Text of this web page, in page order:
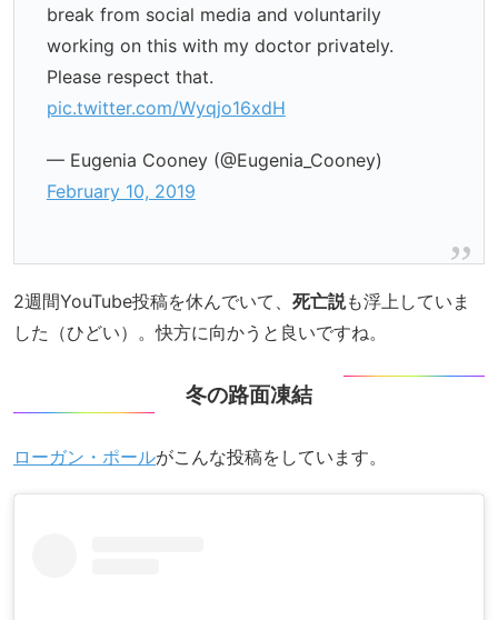
break from social media and voluntarily
working on this with my doctor privately.
Please respect that.
pic.twitter.com/Wyqjo16xdH
— Eugenia Cooney (@Eugenia_Cooney)
February 10, 2019
2週間YouTube投稿を休んでいて、 死亡説も浮上していま
した（ひどい）。快方に向かうと良いですね。
冬の路面凍結
ローガン・ポールがこんな投稿をしています。